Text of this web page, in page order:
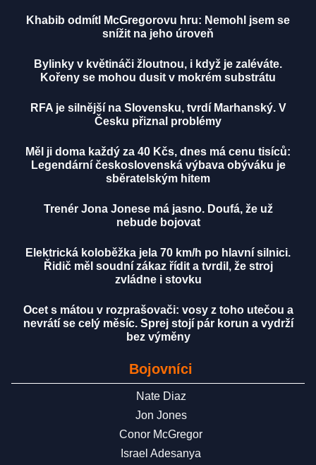
Khabib odmítl McGregorovu hru: Nemohl jsem se
snížit na jeho úroveň
Bylinky v květináči žloutnou, i když je zaléváte.
Kořeny se mohou dusit v mokrém substrátu
RFA je silnější na Slovensku, tvrdí Marhanský. V
Česku přiznal problémy
Měl ji doma každý za 40 Kčs, dnes má cenu tisíců:
Legendární československá výbava obýváku je
sběratelským hitem
Trenér Jona Jonese má jasno. Doufá, že už
nebude bojovat
Elektrická koloběžka jela 70 km/h po hlavní silnici.
Řidič měl soudní zákaz řídit a tvrdil, že stroj
zvládne i stovku
Ocet s mátou v rozprašovači: vosy z toho utečou a
nevrátí se celý měsíc. Sprej stojí pár korun a vydrží
bez výměny
Bojovníci
Nate Diaz
Jon Jones
Conor McGregor
Israel Adesanya